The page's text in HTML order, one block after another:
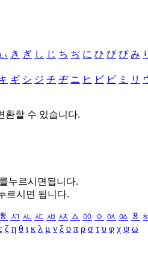
ぃ き ぎ し じ ち ぢ に ひ び ぴ み
ギ シ ジ チ ヂ ニ ヒ ビ ピ ミ リ
환할 수 있습니다.
누르시면됩니다.
르시면 됩니다.
ㅹ ㅺ ㅻ ㅼ ㅽ ㅾ ㅿ ㆀ ㆁ ㆂ ㆃ ㆄ
ζ η θ ι κ λ μ ν ξ ο π ρ σ τ υ φ χ ψ ω